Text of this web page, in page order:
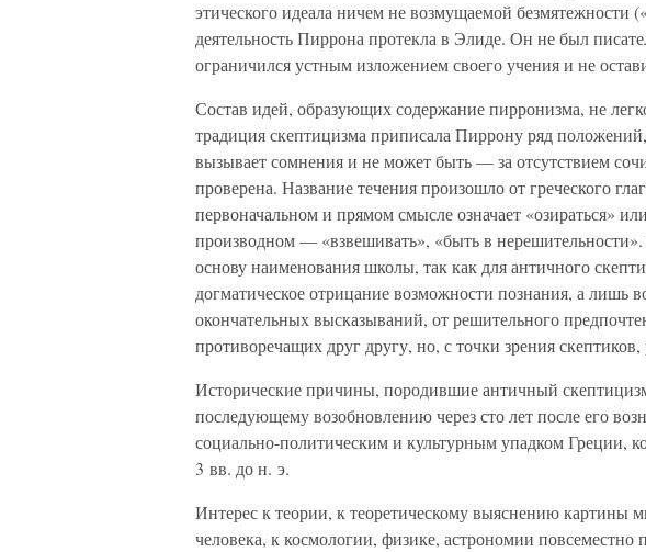
этического идеала ничем не возмущаемой безмятежности
деятельность Пиррона протекла в Элиде. Он не был
ограничился устным изложением своего учения и не
Состав идей, образующих содержание пирронизма, не
традиция скептицизма приписала Пиррону ряд
вызывает сомнения и не может быть — за отсутствием
проверена. Название течения произошло от греческого
первоначальном и прямом смысле означает «озираться»
производном — «взвешивать», «быть в нерешительности».
основу наименования школы, так как для античного
догматическое отрицание возможности познания, а лишь
окончательных высказываний, от решительного
противоречащих друг другу, но, с точки зрения
Исторические причины, породившие античный
последующему возобновлению через сто лет после его
социально-политическим и культурным упадком Греции,
3 вв. до н. э.
Интерес к теории, к теоретическому выяснению картины
человека, к космологии, физике, астрономии повсеместно